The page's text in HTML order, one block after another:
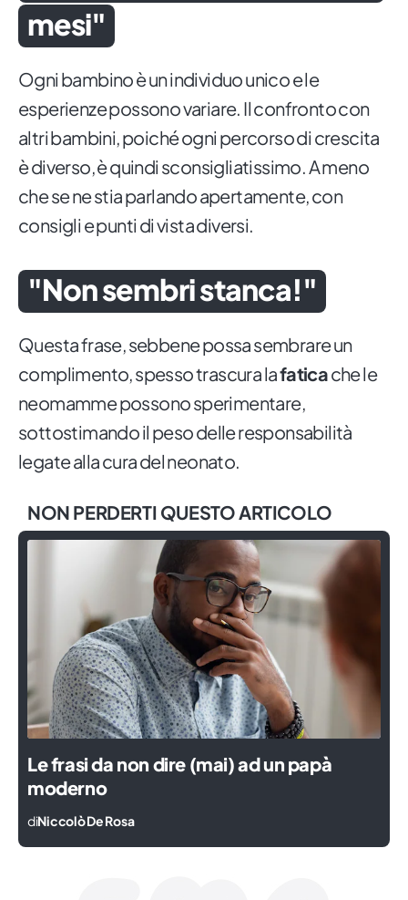
mesi"
Ogni bambino è un individuo unico e le
esperienze possono variare. Il confronto con
altri bambini, poiché ogni percorso di crescita
è diverso, è quindi sconsigliatissimo. A meno
che se ne stia parlando apertamente, con
consigli e punti di vista diversi.
"Non sembri stanca!"
Questa frase, sebbene possa sembrare un
complimento, spesso trascura lafaticache le
neomamme possono sperimentare,
sottostimando il peso delle responsabilità
legate alla cura del neonato.
NON PERDERTI QUESTO ARTICOLO
Le frasi da non dire (mai) ad un papà
moderno
diNiccolò De Rosa